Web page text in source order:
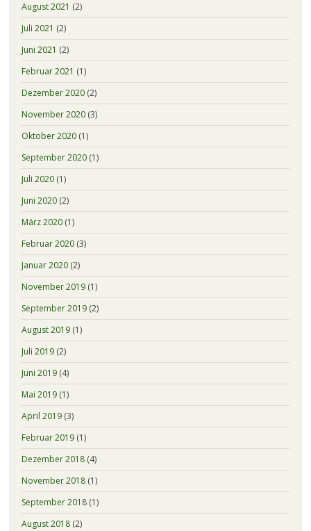
August 2021 (2)
Juli 2021 (2)
Juni 2021 (2)
Februar 2021 (1)
Dezember 2020(2)
November 2020(3)
Oktober 2020(1)
September 2020(1)
Juli 2020(1)
Juni 2020(2)
März 2020(1)
Februar 2020(3)
Januar 2020(2)
November 2019(1)
September 2019(2)
August 2019(1)
Juli 2019(2)
Juni 2019(4)
Mai 2019(1)
April 2019(3)
Februar 2019(1)
Dezember 2018(4)
November 2018(1)
September 2018(1)
August 2018(2)